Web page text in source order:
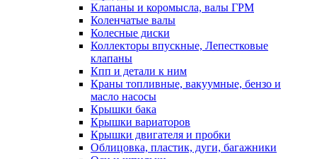
Клапаны и коромысла, валы ГРМ
Коленчатые валы
Колесные диски
Коллекторы впускные, Лепестковые
клапаны
Кпп и детали к ним
Краны топливные, вакуумные, бензо и
масло насосы
Крышки бака
Крышки вариаторов
Крышки двигателя и пробки
Облицовка, пластик, дуги, багажники